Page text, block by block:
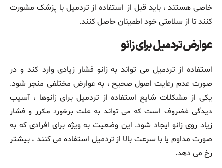
خاصی هستند ، باید قبل از استفاده از تردمیل با پزشک مشورت
کنند تا از سلامتی خود اطمینان حاصل کنند.
عوارض تردمیل برای زانو
استفاده از تردمیل می‌ تواند به زانو فشار زیادی وارد کند و در
صورت عدم رعایت اصول صحیح ، به عوارض مختلفی منجر شود.
یکی از مشکلات شایع استفاده از تردمیل برای زانوها ، آسیب‌
دیدگی غضروف است که می‌ تواند به علت برخورد مکرر و فشار
زیاد روی زانو ایجاد شود. این وضعیت به ویژه برای افرادی که به
صورت مداوم یا با سرعت بالا از تردمیل استفاده می‌ کنند ، بیشتر
رخ می‌ دهد.